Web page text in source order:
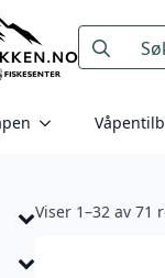
Search
for:
Viser 1–32 av 71